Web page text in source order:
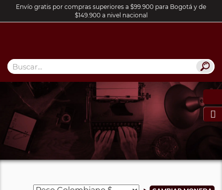
Envío gratis por compras superiores a $99.900 para Bogotá y de
$149.900 a nivel nacional
